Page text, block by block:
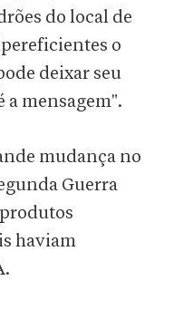
do local de
o
deixar seu
a mensagem".
mudança no
Guerra
haviam